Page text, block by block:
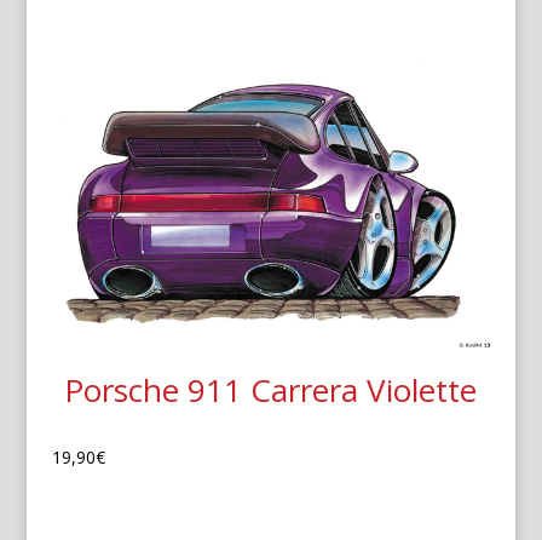
Porsche 911 Carrera Violette
19,90€